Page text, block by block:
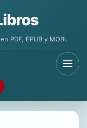
PDF, EPUB y MOBI.